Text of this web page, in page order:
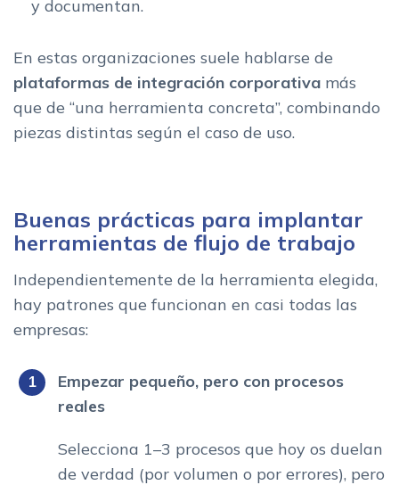
y documentan.
En estas organizaciones suele hablarse de
plataformas de integración corporativa más
que de “una herramienta concreta”, combinando
piezas distintas según el caso de uso.
Buenas prácticas para implantar
herramientas de flujo de trabajo
Independientemente de la herramienta elegida,
hay patrones que funcionan en casi todas las
empresas:
Empezar pequeño, pero con procesos
reales
Selecciona 1–3 procesos que hoy os duelan
de verdad (por volumen o por errores), pero